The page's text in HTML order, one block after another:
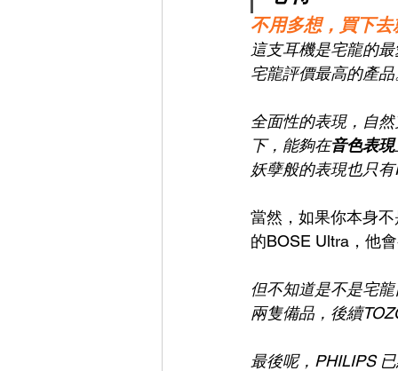
不用多想，買下
這支耳機是宅龍的
宅龍評價最高的產品
全面性的表現，自
下，能夠在音色表現
妖孽般的表現也只
當然，如果你本身
的BOSE Ultra，他
但不知道是不是宅
兩隻備品，後續
最後呢，PHILIPS